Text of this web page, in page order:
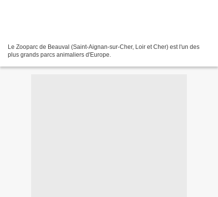
Le Zooparc de Beauval (Saint-Aignan-sur-Cher, Loir et Cher) est l'un des
plus grands parcs animaliers d'Europe.